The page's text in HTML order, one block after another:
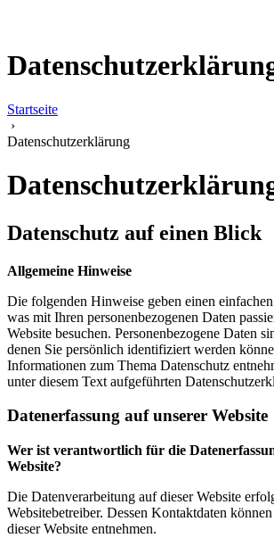
Startseite
›
Datenschutzerklärung
Datenschutz auf einen Blick
Allgemeine Hinweise
Die folgenden Hinweise geben einen
was mit Ihren personenbezogenen Daten
Website besuchen. Personenbezogene Daten
denen Sie persönlich identifiziert werden
Informationen zum Thema Datenschutz
unter diesem Text aufgeführten
Datenerfassung auf unserer Website
Wer ist verantwortlich für die
Website?
Die Datenverarbeitung auf dieser Website
Websitebetreiber. Dessen Kontaktdaten
dieser Website entnehmen.